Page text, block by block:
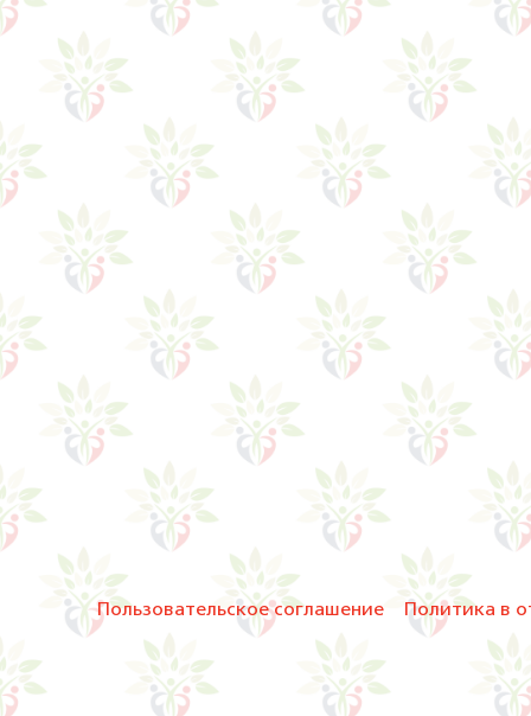
Пользовательское соглашение Политика в